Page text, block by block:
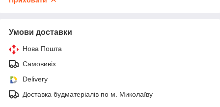
Умови доставки
Нова Пошта
Самовивіз
Delivery
Доставка будматеріалів по м. Миколаїву